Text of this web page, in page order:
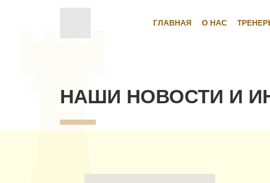
ГЛАВНАЯ О НАС
НАШИ НОВОСТИ И